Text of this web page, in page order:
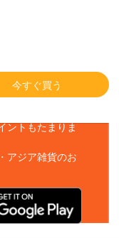
今すぐ買う
ントもたまりま
アジア雑貨のお